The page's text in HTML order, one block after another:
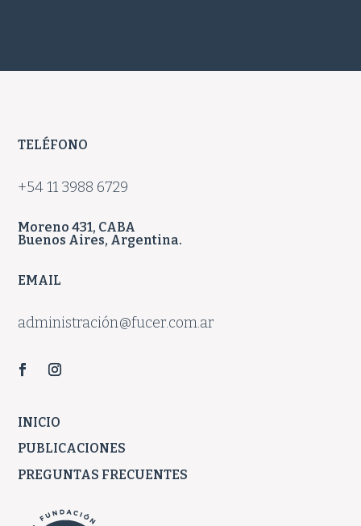
TELÉFONO
+54 11 3988 6729
Moreno 431, CABA
Buenos Aires, Argentina.
EMAIL
administración@fucer.com.ar
INICIO
PUBLICACIONES
PREGUNTAS FRECUENTES